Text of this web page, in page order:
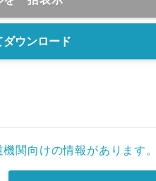
ウンロード
関向けの情報があります